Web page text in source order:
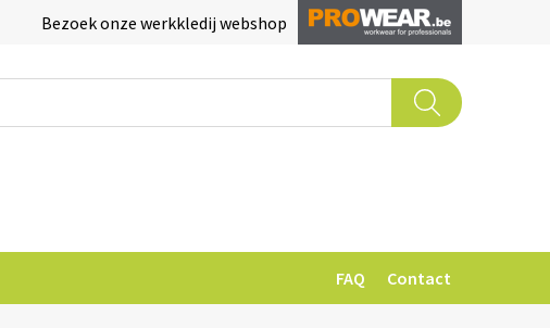
Bezoek onze werkkledij webshop
FAQ Contact